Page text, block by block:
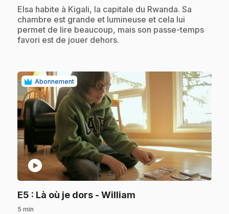
.Elsa habite à Kigali, la capitale du Rwanda. Sa
chambre est grande et lumineuse et cela lui
permet de lire beaucoup, mais son passe-temps
favori est de jouer dehors.
Abonnement
play_circle
E5 : Là où je dors - William
5 min